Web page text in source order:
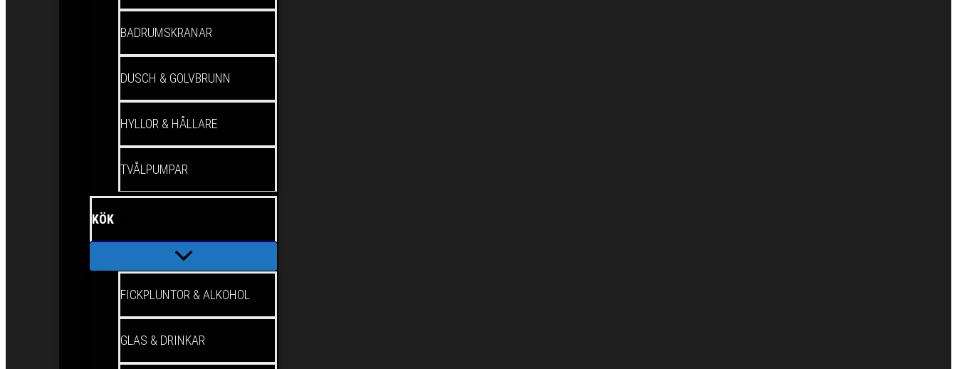
BADRUMSKRANAR
DUSCH & GOLVBRUNN
HYLLOR & HÅLLARE
TVÅLPUMPAR
KÖK
FICKPLUNTOR & ALKOHOL
GLAS & DRINKAR